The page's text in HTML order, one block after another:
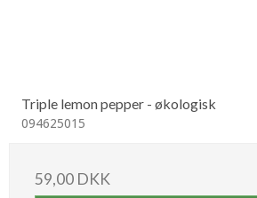
Triple lemon pepper - økologisk
094625015
59,00 DKK